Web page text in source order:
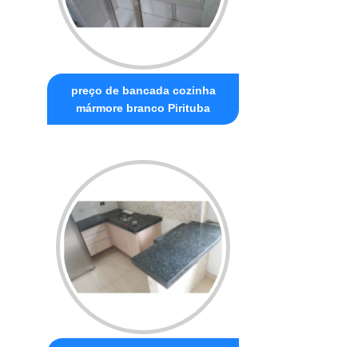
preço de bancada cozinha
mármore branco Pirituba